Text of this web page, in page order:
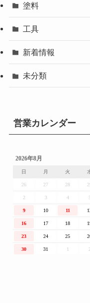
塗料
工具
新着情報
未分類
営業カレンダー